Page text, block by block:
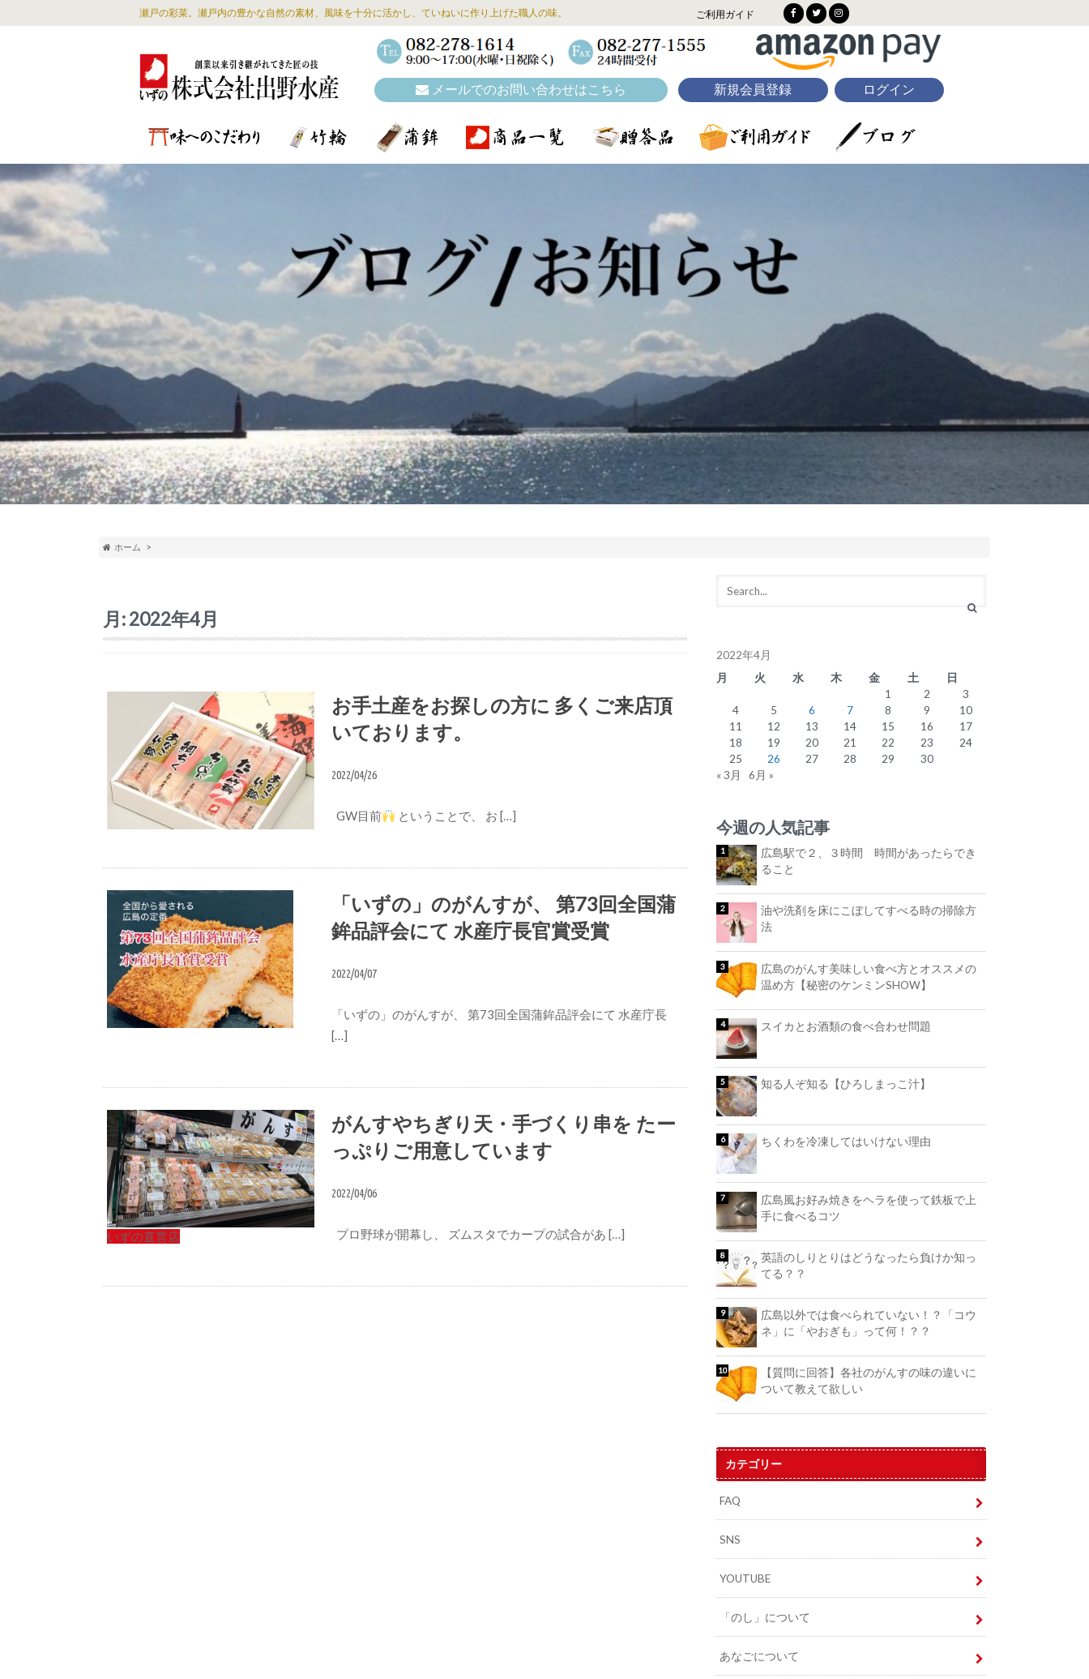
瀬戸の彩菜。瀬戸内の豊かな自然の素材、風味を十分に活かし、ていねいに作り上げた職人の味。 ご利用ガイド
メールでのお問い合わせはこちら 新規会員登録 ログイン
ホーム
月:2022年4月
ブログ
お手土産をお探しの方に 多くご来店頂
いております。
2022/04/26
GW目前 ということで、 お […]
ディア情報
「いずの」のがんすが、 第73回全国蒲
鉾品評会にて 水産庁長官賞受賞
2022/04/07
「いずの」のがんすが、 第73回全国蒲鉾品評会にて 水産庁長
[…]
いずの直営店
がんすやちぎり天・手づくり串を たー
っぷりご用意しています
2022/04/06
プロ野球が開幕し、 ズムスタでカープの試合があ […]
2022年4月
月
火 水 木 金 土
日
1
2
3
4
5 6 7 8 9
10
11
12 13 14 15 16
17
18
19 20 21 22 23
24
25
26 27 28 29
30
« 3月
6月 »
今週の人気記事
広島駅で２、３時間 時間があったらでき
ること
油や洗剤を床にこぼしてすべる時の掃除方
法
広島のがんす美味しい食べ方とオススメの
温め方【秘密のケンミンSHOW】
スイカとお酒類の食べ合わせ問題
知る人ぞ知る【ひろしまっこ汁】
ちくわを冷凍してはいけない理由
広島風お好み焼きをヘラを使って鉄板で上
手に食べるコツ
英語のしりとりはどうなったら負けか知っ
てる？？
広島以外では食べられていない！？「コウ
ネ」に「やおぎも」って何！？？
【質問に回答】各社のがんすの味の違いに
ついて教えて欲しい
カテゴリー
FAQ
SNS
YOUTUBE
「のし」について
あなごについて